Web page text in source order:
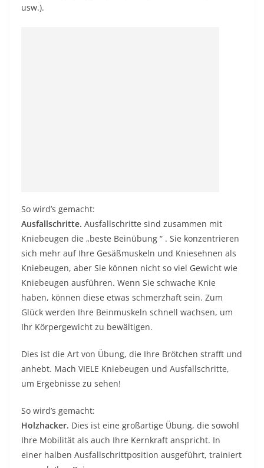
usw.).
So wird’s gemacht:
Ausfallschritte. Ausfallschritte sind zusammen mit
Kniebeugen die „beste Beinübung “ . Sie konzentrieren
sich mehr auf Ihre Gesäßmuskeln und Kniesehnen als
Kniebeugen, aber Sie können nicht so viel Gewicht wie
Kniebeugen ausführen. Wenn Sie schwache Knie
haben, können diese etwas schmerzhaft sein. Zum
Glück werden Ihre Beinmuskeln schnell wachsen, um
Ihr Körpergewicht zu bewältigen.
Dies ist die Art von Übung, die Ihre Brötchen strafft und
anhebt. Mach VIELE Kniebeugen und Ausfallschritte,
um Ergebnisse zu sehen!
So wird’s gemacht:
Holzhacker. Dies ist eine großartige Übung, die sowohl
Ihre Mobilität als auch Ihre Kernkraft anspricht. In
einer halben Ausfallschrittposition ausgeführt, trainiert